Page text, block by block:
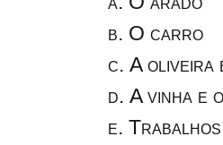
O carro
A oliveira
A vinha e